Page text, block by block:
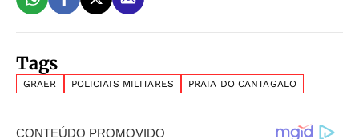
Tags
GRAER POLICIAIS MILITARES PRAIA DO CANTAGALO